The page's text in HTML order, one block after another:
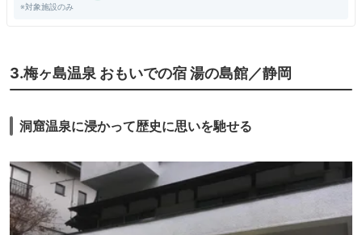
※対象施設のみ
3.梅ヶ島温泉 おもいでの宿 湯の島館／静岡
洞窟温泉に浸かって歴史に思いを馳せる